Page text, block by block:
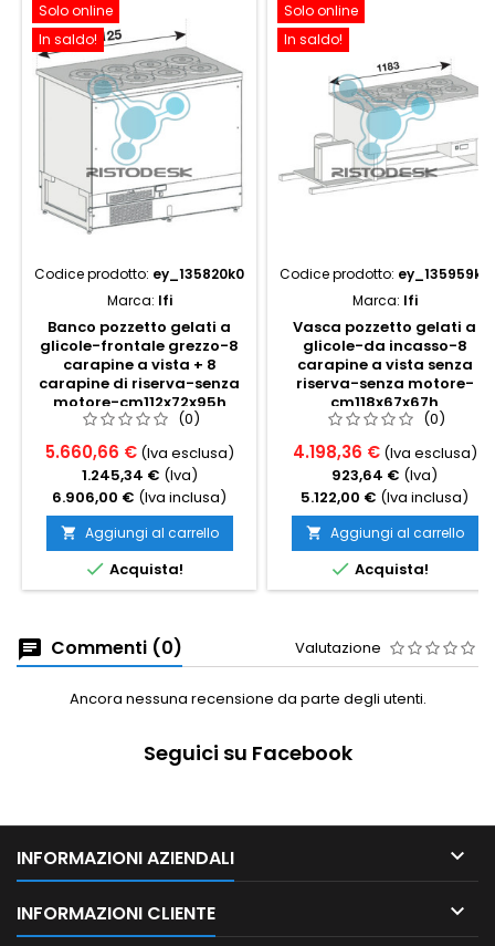
Solo online
In saldo!
Codice prodotto: ey_135820k0
Marca: Ifi
Banco pozzetto gelati a
glicole-frontale grezzo-8
carapine a vista + 8
carapine di riserva-senza
motore-cm112x72x95h
(0)
5.660,66 € (Iva esclusa)
1.245,34 € (Iva)
6.906,00 € (Iva inclusa)
 Aggiungi al carrello
 Acquista!
Solo online
In saldo!
Codice prodotto: ey_135959k0
Marca: Ifi
Vasca pozzetto gelati a
glicole-da incasso-8
carapine a vista senza
riserva-senza motore-
cm118x67x67h
(0)
4.198,36 € (Iva esclusa)
923,64 € (Iva)
5.122,00 € (Iva inclusa)
 Aggiungi al carrello
 Acquista!
Commenti (0) Valutazione
Ancora nessuna recensione da parte degli utenti.
Seguici su Facebook
INFORMAZIONI AZIENDALI 
INFORMAZIONI CLIENTE 